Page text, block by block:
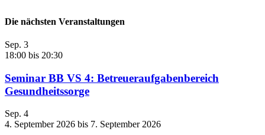
Die nächsten Veranstaltungen
Sep. 3
18:00 bis 20:30
Seminar BB VS 4: Betreueraufgabenbereich
Gesundheitssorge
Sep. 4
4. September 2026 bis 7. September 2026